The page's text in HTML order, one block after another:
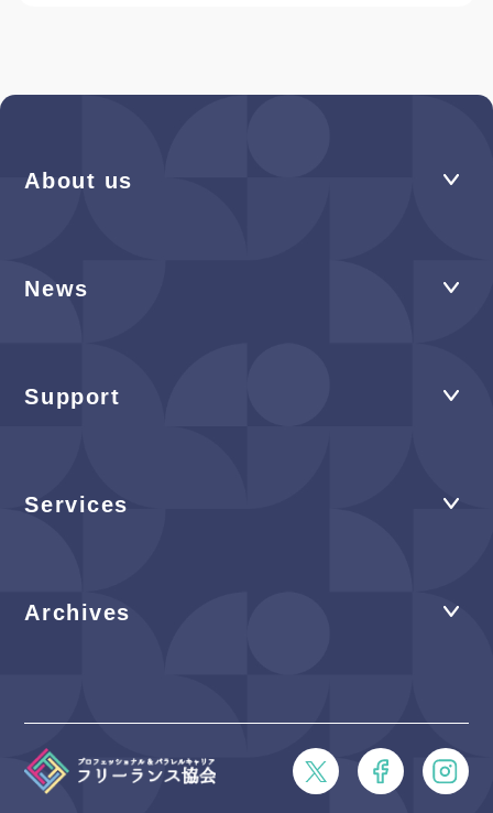
About us
News
Support
Services
Archives